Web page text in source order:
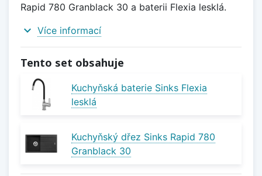
Rapid 780 Granblack 30 a baterii Flexia lesklá.
expand_more Více informací
Tento set obsahuje
Kuchyňská baterie Sinks Flexia
lesklá
Kuchyňský dřez Sinks Rapid 780
Granblack 30